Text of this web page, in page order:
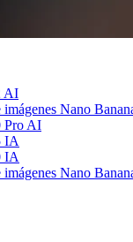
AI
imágenes Nano
Pro AI
IA
IA
imágenes Nano